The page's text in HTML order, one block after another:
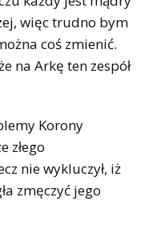
więc trudno bym
coś zmienić.
na Arkę ten zespół
Korony
złego
nie wykluczył, iż
zmęczyć jego